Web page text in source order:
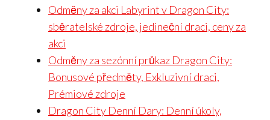
Odměny za akci Labyrint v Dragon City:
sběratelské zdroje, jedineční draci, ceny za
akci
Odměny za sezónní průkaz Dragon City:
Bonusové předměty, Exkluzivní draci,
Prémiové zdroje
Dragon City Denní Dary: Denní úkoly,